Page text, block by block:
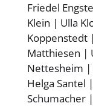
Friedel
Klein | Ulla
Koppenstedt
Matthiesen |
Nettesheim |
Helga Santel
Schumacher